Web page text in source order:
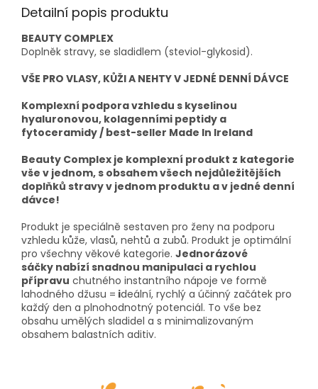
Detailní popis produktu
BEAUTY COMPLEX
Doplněk stravy, se sladidlem (steviol-glykosid).
VŠE PRO VLASY, KŮŽI A NEHTY V JEDNÉ DENNÍ DÁVCE
Komplexní podpora vzhledu s kyselinou
hyaluronovou, kolagenními peptidy a
fytoceramidy / best-seller Made In Ireland
Beauty Complex je komplexní produkt z kategorie
vše v jednom, s obsahem všech nejdůležitějších
doplňků stravy v jednom produktu a v jedné denní
dávce!
Produkt je speciálně sestaven pro ženy na podporu
vzhledu kůže, vlasů, nehtů a zubů. Produkt je optimální
pro všechny věkové kategorie. Jednorázové
sáčky nabízí snadnou manipulaci a rychlou
přípravu chutného instantního nápoje ve formě
lahodného džusu = ideální, rychlý a účinný začátek pro
každý den a plnohodnotný potenciál. To vše bez
obsahu umělých sladidel a s minimalizovaným
obsahem balastních aditiv.